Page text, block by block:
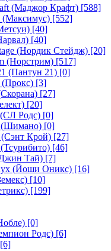
(Маджор Крафт) [588]
(Максимус) [552]
[40]
[40]
(Нордик Стейдж) [20]
(Норстрим) [517]
(Пантун 21) [0]
[3]
[27]
[20]
Родс) [0]
(Шимано) [0]
Крой) [27]
[46]
Тай) [7]
(Йоши Оникс) [16]
[10]
[199]
[0]
Родс) [6]
[6]